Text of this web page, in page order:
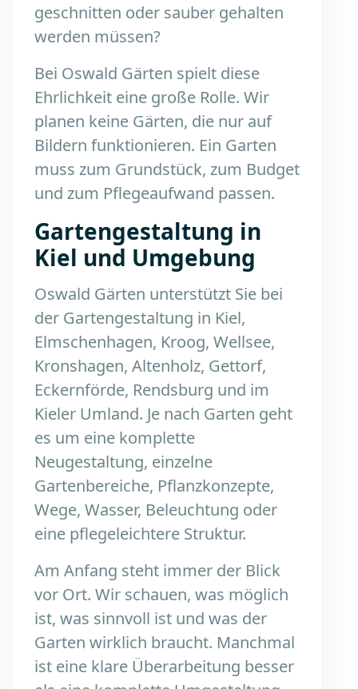
geschnitten oder sauber gehalten
werden müssen?
Bei Oswald Gärten spielt diese
Ehrlichkeit eine große Rolle. Wir
planen keine Gärten, die nur auf
Bildern funktionieren. Ein Garten
muss zum Grundstück, zum Budget
und zum Pflegeaufwand passen.
Gartengestaltung in
Kiel und Umgebung
Oswald Gärten unterstützt Sie bei
der Gartengestaltung in Kiel,
Elmschenhagen, Kroog, Wellsee,
Kronshagen, Altenholz, Gettorf,
Eckernförde, Rendsburg und im
Kieler Umland. Je nach Garten geht
es um eine komplette
Neugestaltung, einzelne
Gartenbereiche, Pflanzkonzepte,
Wege, Wasser, Beleuchtung oder
eine pflegeleichtere Struktur.
Am Anfang steht immer der Blick
vor Ort. Wir schauen, was möglich
ist, was sinnvoll ist und was der
Garten wirklich braucht. Manchmal
ist eine klare Überarbeitung besser